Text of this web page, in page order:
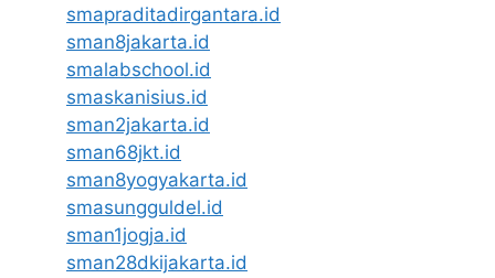
smapraditadirgantara.id
sman8jakarta.id
smalabschool.id
smaskanisius.id
sman2jakarta.id
sman68jkt.id
sman8yogyakarta.id
smasungguldel.id
sman1jogja.id
sman28dkijakarta.id